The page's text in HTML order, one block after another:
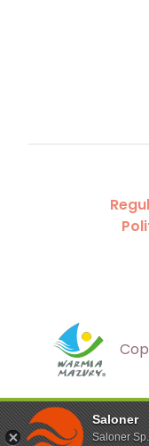
Saloner
Saloner
Ta strona korzysta z